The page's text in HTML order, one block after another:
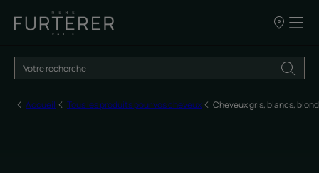
Nos
vente
Accueil Tous les produits pour vos cheveux Cheveux gris, blancs,